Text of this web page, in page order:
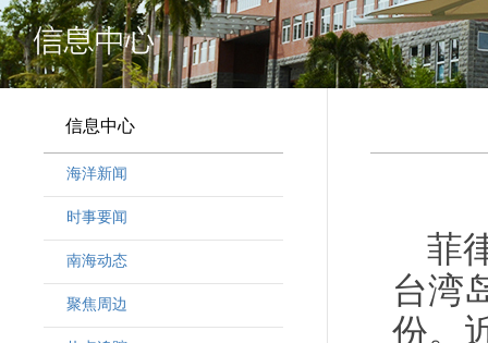
信息中心
海洋新闻
时事要闻
南海动态
聚焦周边
菲
台湾
份。